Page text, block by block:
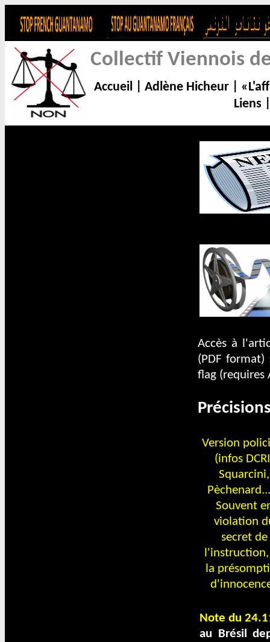
Collectif Viennois
Accueil Adlène Hicheur
Liens
Accès à
(PDF
flag (requires
Version
(infos
Squarcini,
Souvent
violation
secret de
la
Note du
au Brésil